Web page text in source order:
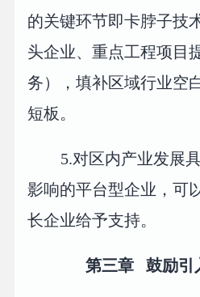
的关键环节即卡脖子技
头企业、重点工程项目
务），填补区域行业空
短板。
5.对区内产业发展
影响的平台型企业，可
长企业给予支持。
第三章 鼓励引